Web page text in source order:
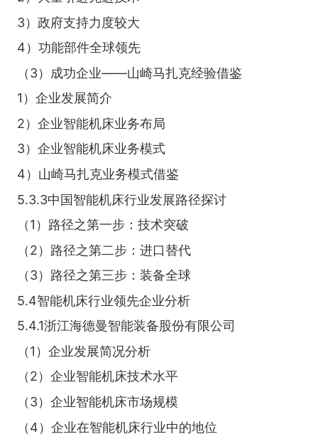
3）政府支持力度较大
4）功能部件全球领先
（3）成功企业——山崎马扎克经验借鉴
1）企业发展简介
2）企业智能机床业务布局
3）企业智能机床业务模式
4）山崎马扎克业务模式借鉴
5.3.3中国智能机床行业发展路径探讨
（1）路径之第一步：技术突破
（2）路径之第二步：进口替代
（3）路径之第三步：装备全球
5.4智能机床行业领先企业分析
5.4.1浙江海德曼智能装备股份有限公司
（1）企业发展简况分析
（2）企业智能机床技术水平
（3）企业智能机床市场规模
（4）企业在智能机床行业中的地位